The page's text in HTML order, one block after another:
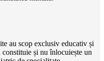
au scop exclusiv educativ și
și nu înlocuiește un